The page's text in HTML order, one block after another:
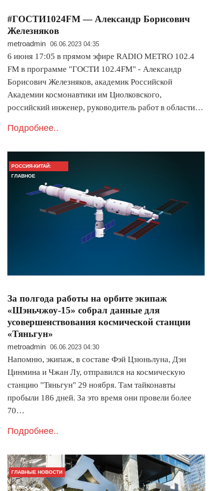
#ГОСТИ1024FM — Александр Борисович
Железняков
metroadmin 06.06.2023 04:35
6 июня 17:05 в прямом эфире RADIO METRO 102.4
FM в программе "ГОСТИ 102.4FM" - Александр
Борисович Железняков, академик Российской
Академии космонавтики им Циолковского,
российский инженер, руководитель работ в области…
Подробнее..
РОССИЯ-КИТАЙ:
ГЛАВНОЕ
За полгода работы на орбите экипаж
«Шэньчжоу-15» собрал данные для
усовершенствования космической станции
«Тяньгун»
metroadmin 06.06.2023 04:30
Напомню, экипаж, в составе Фэй Цзюньлуна, Дэн
Цинмина и Чжан Лу, отправился на космическую
станцию "Тяньгун" 29 ноября. Там тайконавты
пробыли 186 дней. За это время они провели более
70…
Подробнее..
ГЛАВНЫЕ НОВОСТИ